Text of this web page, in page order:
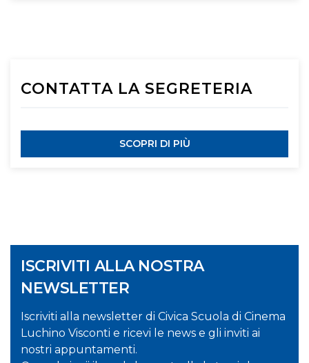
CONTATTA LA SEGRETERIA
SCOPRI DI PIÙ
ISCRIVITI ALLA NOSTRA
NEWSLETTER
Iscriviti alla newsletter di Civica Scuola di Cinema
Luchino Visconti e ricevi le news e gli inviti ai
nostri appuntamenti.